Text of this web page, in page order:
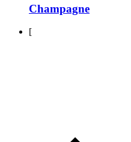
Champagne
[